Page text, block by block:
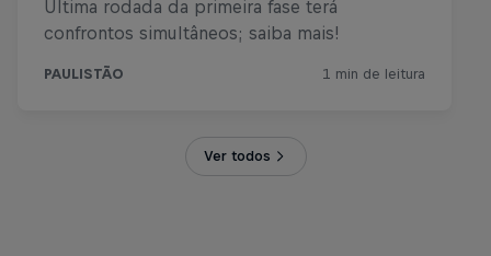
Ver todos